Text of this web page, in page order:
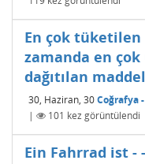
En çok tüketilen
zamanda en
dağıtılan
30, Haziran, 30Coğrafya
|
101 kez görüntülendi
Ein Fahrrad ist -